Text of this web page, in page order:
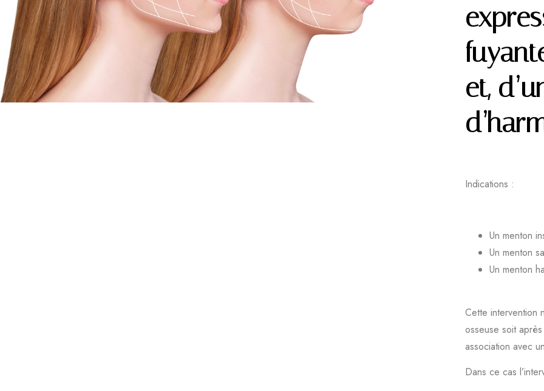
et,
Indications :
Un menton
Un menton
Un menton
Cette intervention
osseuse soit
association avec
Dans ce cas